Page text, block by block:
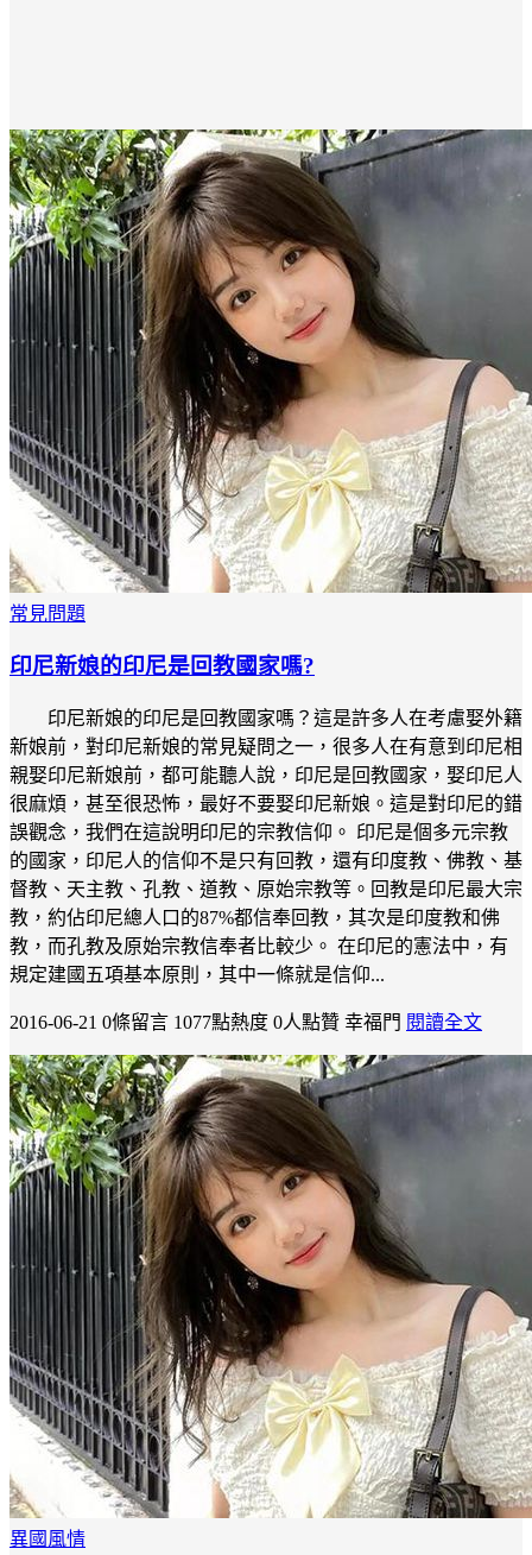
常見問題
印尼新娘的印尼是回教國家嗎?
印尼新娘的印尼是回教國家嗎？這是許多人在考慮娶外籍
新娘前，對印尼新娘的常見疑問之一，很多人在有意到印尼相
親娶印尼新娘前，都可能聽人說，印尼是回教國家，娶印尼人
很麻煩，甚至很恐怖，最好不要娶印尼新娘。這是對印尼的錯
誤觀念，我們在這說明印尼的宗教信仰。 印尼是個多元宗教
的國家，印尼人的信仰不是只有回教，還有印度教、佛教、基
督教、天主教、孔教、道教、原始宗教等。回教是印尼最大宗
教，約佔印尼總人口的87%都信奉回教，其次是印度教和佛
教，而孔教及原始宗教信奉者比較少。 在印尼的憲法中，有
規定建國五項基本原則，其中一條就是信仰...
2016-06-21 0條留言 1077點熱度 0人點贊 幸福門 閱讀全文
異國風情